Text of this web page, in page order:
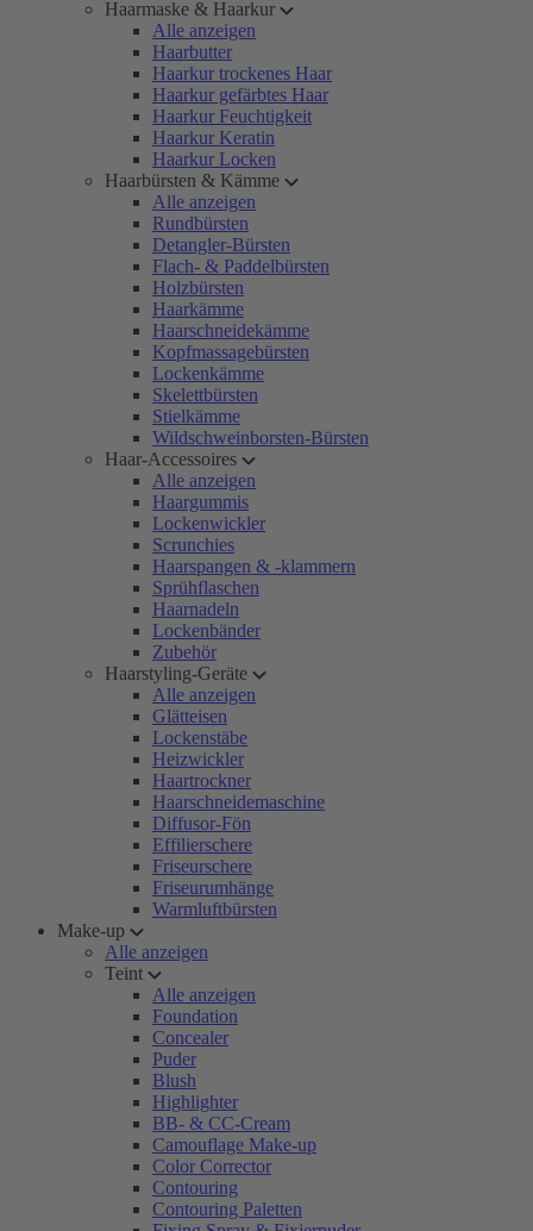
Haarmaske & Haarkur
Alle anzeigen
Haarbutter
Haarkur trockenes Haar
Haarkur gefärbtes Haar
Haarkur Feuchtigkeit
Haarkur Keratin
Haarkur Locken
Haarbürsten & Kämme
Alle anzeigen
Rundbürsten
Detangler-Bürsten
Flach- & Paddelbürsten
Holzbürsten
Haarkämme
Haarschneidekämme
Kopfmassagebürsten
Lockenkämme
Skelettbürsten
Stielkämme
Wildschweinborsten-Bürsten
Haar-Accessoires
Alle anzeigen
Haargummis
Lockenwickler
Scrunchies
Haarspangen & -klammern
Sprühflaschen
Haarnadeln
Lockenbänder
Zubehör
Haarstyling-Geräte
Alle anzeigen
Glätteisen
Lockenstäbe
Heizwickler
Haartrockner
Haarschneidemaschine
Diffusor-Fön
Effilierschere
Friseurschere
Friseurumhänge
Warmluftbürsten
Make-up
Alle anzeigen
Teint
Alle anzeigen
Foundation
Concealer
Puder
Blush
Highlighter
BB- & CC-Cream
Camouflage Make-up
Color Corrector
Contouring
Contouring Paletten